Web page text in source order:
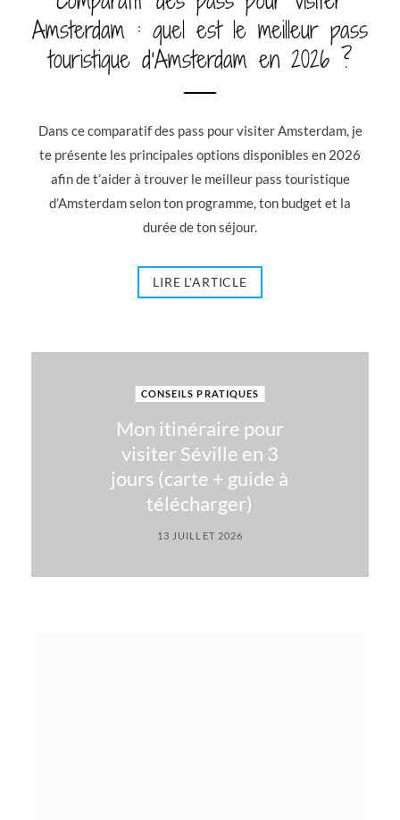
Amsterdam : quel est le meilleur pass
touristique d’Amsterdam en 2026 ?
Dans ce comparatif des pass pour visiter Amsterdam, je
te présente les principales options disponibles en 2026
afin de t’aider à trouver le meilleur pass touristique
d’Amsterdam selon ton programme, ton budget et la
durée de ton séjour.
LIRE L'ARTICLE
CONSEILS PRATIQUES
Mon itinéraire pour
visiter Séville en 3
jours (carte + guide à
télécharger)
13 JUILLET 2026